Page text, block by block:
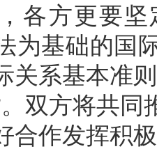
各方更要
为基础的国
关系基本准
双方将共同
合作发挥积